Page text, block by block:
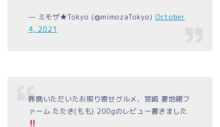
— ミモザ★Tokyo (@mimozaTokyo) October
4, 2021
昨晩いただいたお取り寄せグルメ、宮崎 妻地鶏フ
ァーム たたき(もも) 200gのレビュー書きました